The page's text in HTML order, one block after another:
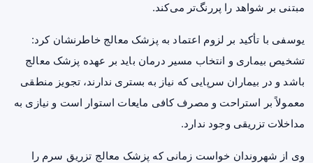
مبتنی بر شواهد را پررنگ‌تر می‌کند.
یوسفی با تأکید بر لزوم اعتماد به پزشک معالج خاطرنشان کرد:
تشخیص بیماری و انتخاب مسیر درمان باید بر عهده پزشک معالج
باشد و در بیماران سرپایی که نیاز به بستری ندارند، تجویز منطقی
معمولاً بر استراحت و مصرف کافی مایعات استوار است و نیازی به
مداخلات تزریقی وجود ندارد.
وی از شهروندان خواست زمانی که پزشک معالج تزریق سرم را